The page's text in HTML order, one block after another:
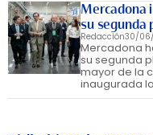
Mercadona
su segunda
Redacción30/
Mercadona
su segunda
mayor de la
inaugurada